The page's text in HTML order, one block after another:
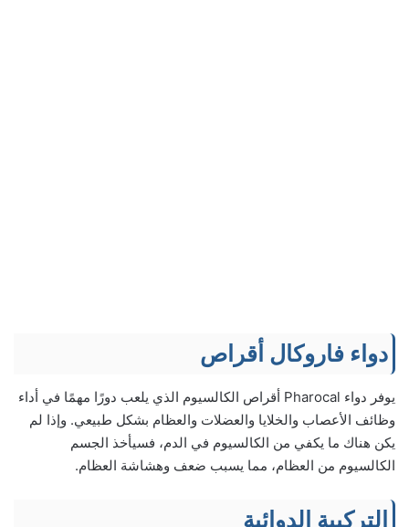
دواء فاروكال أقراص
يوفر دواء Pharocal أقراص الكالسيوم الذي يلعب دورًا مهمًا في أداء
وظائف الأعصاب والخلايا والعضلات والعظام بشكل طبيعي. وإذا لم
يكن هناك ما يكفي من الكالسيوم في الدم، فسيأخذ الجسم
الكالسيوم من العظام، مما يسبب ضعف وهشاشة العظام.
التركيبة الدوائية